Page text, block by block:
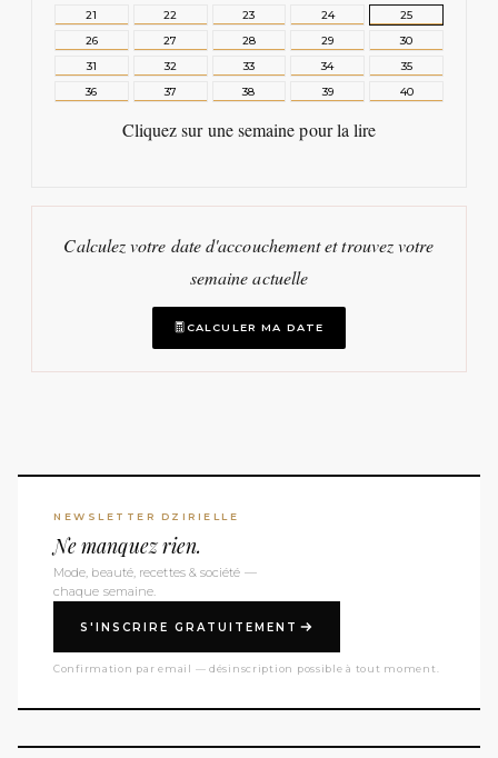
21
22 23 24
25
26
27 28 29
30
31
32 33 34
35
36
37 38 39 40
Cliquez sur une semaine pour la lire
Calculez votre date d'accouchement et trouvez votre
semaine actuelle
CALCULER MA DATE
NEWSLETTER DZIRIELLE
Ne manquez rien.
Mode, beauté, recettes & société —
chaque semaine.
S'INSCRIRE GRATUITEMENT
Confirmation par email — désinscription possible à tout moment.